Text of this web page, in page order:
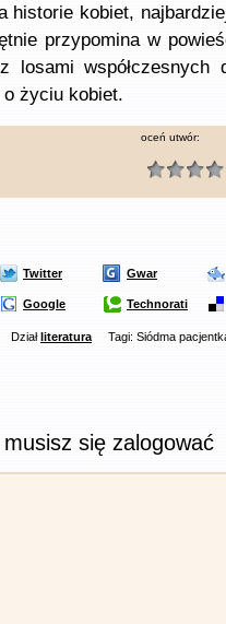
historie kobiet,
przypomina w
losami współczesnych
życiu kobiet.
oceń utwór:
Twitter Gwar
Google Technorati
Działliteratura Tagi: Siódma
się zalogować